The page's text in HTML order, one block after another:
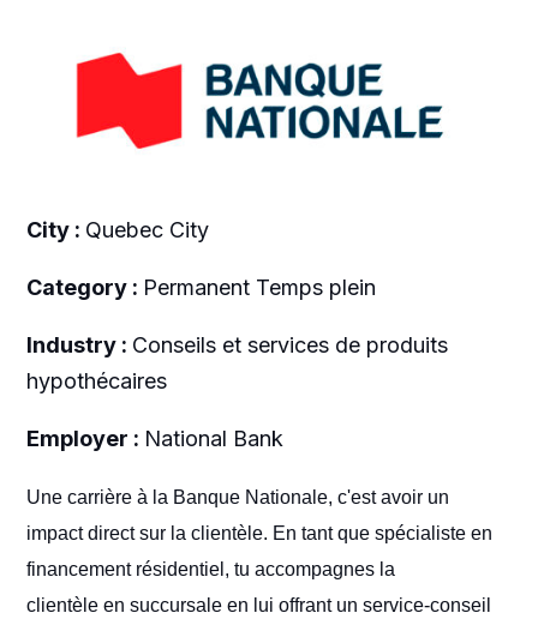
City : Quebec City
Category : Permanent Temps plein
Industry : Conseils et services de produits
hypothécaires
Employer : National Bank
Une carrière à la Banque Nationale, c'est avoir un
impact direct sur la clientèle. En tant que spécialiste en
financement résidentiel, tu accompagnes la
clientèle en succursale en lui offrant un service-conseil